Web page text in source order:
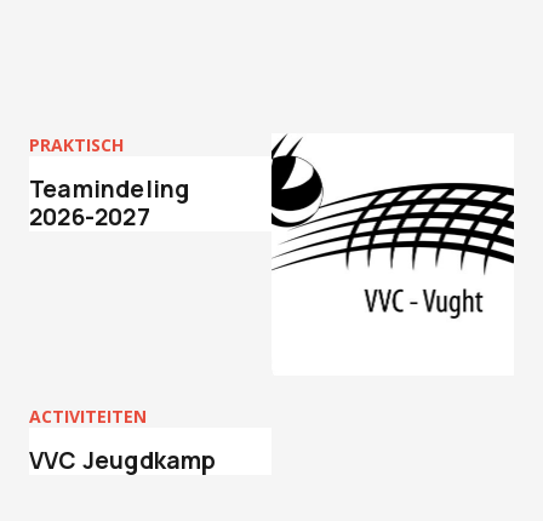
PRAKTISCH
Teamindeling
2026-2027
ACTIVITEITEN
VVC Jeugdkamp